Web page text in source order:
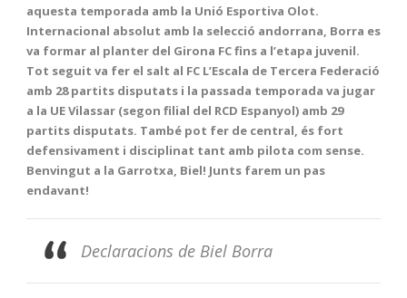
aquesta temporada amb la Unió Esportiva Olot.
Internacional absolut amb la selecció andorrana, Borra es
va formar al planter del Girona FC fins a l’etapa juvenil.
Tot seguit va fer el salt al FC L’Escala de Tercera Federació
amb 28 partits disputats i la passada temporada va jugar
a la UE Vilassar (segon filial del RCD Espanyol) amb 29
partits disputats. També pot fer de central, és fort
defensivament i disciplinat tant amb pilota com sense.
Benvingut a la Garrotxa, Biel! Junts farem un pas
endavant!
Declaracions de Biel Borra